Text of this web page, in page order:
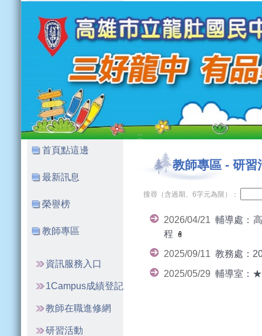
:::
首頁點這邊
最新訊息
榮譽榜
教師專區
資訊服務入口
1Campus成績登記
教師在職進修網
研習活動
:::
教師專區 - 研習
搜尋（含過期、6字元為限）：
2026/04/21輔導處：
程
2025/09/11 教務處：
2025/05/29 輔導室：